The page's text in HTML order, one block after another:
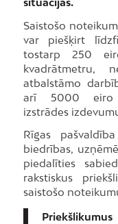
Saistošo
var piešķirt
tostarp 250
kvadrātmetru,
atbalstāmo
arī 5000 eiro
izstrādes
Rīgas
biedrības,
piedalīties
rakstiskus
saistošo